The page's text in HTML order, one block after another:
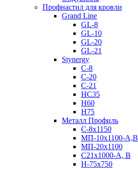
Профнастил для кровли
Grand Line
GL-8
GL-10
GL-20
GL-21
Stynergy
C-8
C-20
C-21
НС35
Н60
H75
Металл Профиль
С-8х1150
МП-10x1100-А,В
МП-20х1100
С21х1000-А, В
H-75х750